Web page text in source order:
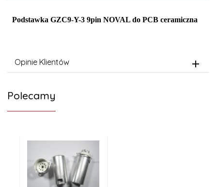
Podstawka GZC9-Y-3 9pin NOVAL do PCB ceramiczna
Opinie Klientów
Polecamy